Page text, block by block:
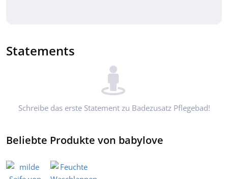
Statements
Schreibe das erste Statement zu Badezusatz Pflegebad!
Beliebte Produkte von babylove